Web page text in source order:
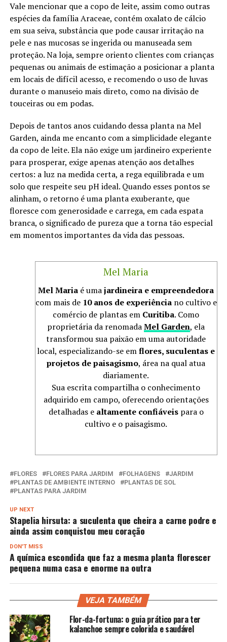
Vale mencionar que a copo de leite, assim como outras
espécies da família Araceae, contém oxalato de cálcio
em sua seiva, substância que pode causar irritação na
pele e nas mucosas se ingerida ou manuseada sem
proteção. Na loja, sempre oriento clientes com crianças
pequenas ou animais de estimação a posicionar a planta
em locais de difícil acesso, e recomendo o uso de luvas
durante o manuseio mais direto, como na divisão de
touceiras ou em podas.
Depois de tantos anos cuidando dessa planta na Mel
Garden, ainda me encanto com a simplicidade elegante
da copo de leite. Ela não exige um jardineiro experiente
para prosperar, exige apenas atenção aos detalhes
certos: a luz na medida certa, a rega equilibrada e um
solo que respeite seu pH ideal. Quando esses pontos se
alinham, o retorno é uma planta exuberante, que
floresce com generosidade e carrega, em cada espata
branca, o significado de pureza que a torna tão especial
em momentos importantes da vida das pessoas.
Mel Maria
Mel Maria é umajardineira e empreendedora
com mais de 10 anos de experiênciano cultivo e
comércio de plantas em Curitiba. Como
proprietária da renomadaMel Garden, ela
transformou sua paixão em uma autoridade
local, especializando-se emflores, suculentas e
projetos de paisagismo, área na qual atua
diariamente.
Sua escrita compartilha o conhecimento
adquirido em campo, oferecendo orientações
detalhadas e altamente confiáveispara o
cultivo e o paisagismo.
FLORES FLORES PARA JARDIM FOLHAGENS
JARDIM
PLANTAS DE AMBIENTE INTERNO
PLANTAS DE SOL
PLANTAS PARA JARDIM
UP NEXT
Stapelia hirsuta: a suculenta que cheira a carne podre e
ainda assim conquistou meu coração
DON'T MISS
A química escondida que faz a mesma planta florescer
pequena numa casa e enorme na outra
VEJA TAMBÉM
Flor-da-fortuna: o guia prático para ter
kalanchoe sempre colorida e saudável